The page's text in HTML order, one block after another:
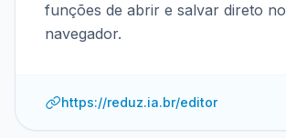
funções de abrir e salvar direto no
navegador.
https://reduz.ia.br/editor